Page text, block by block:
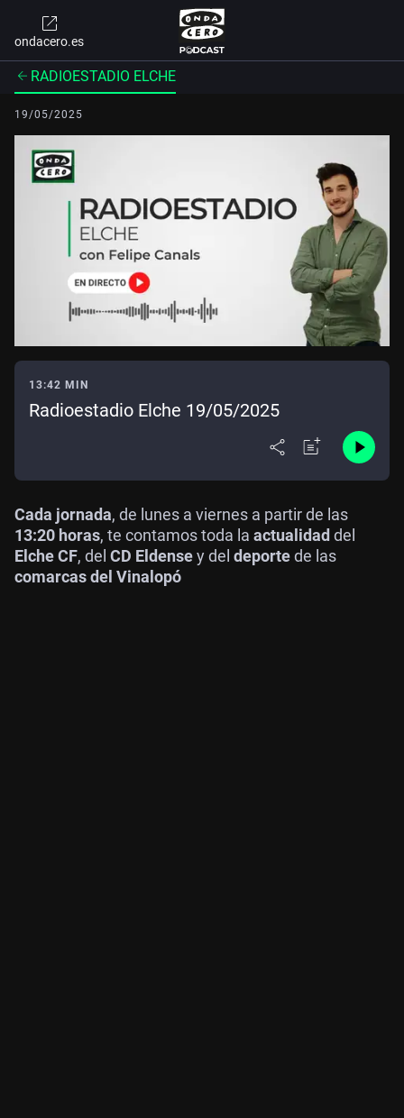
ondacero.es
RADIOESTADIO ELCHE
19/05/2025
13:42 MIN
Radioestadio Elche 19/05/2025
Cada jornada, de lunes a viernes a partir de las
13:20 horas, te contamos toda la actualidad del
Elche CF, del CD Eldensey del deportede las
comarcas del Vinalopó